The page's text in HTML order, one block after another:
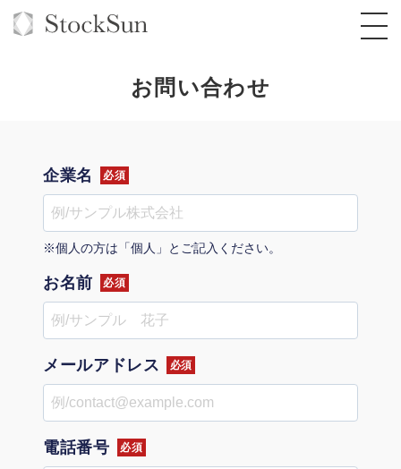
TOP
コンサルタント一覧
品質ガイドライン
社内コンペ
クレーム窓口
BPO支援
定額制Webマーケティング代行『マキトルく
定額制営業代行『カリトルくん』
営業改善特化の動画制作『動画でカリトルく
ん』
定額LINE運用代行『LINEマキトルくん』
オリジナルサービス
格安でAI導入支援『あいのりAI』
拡散付1日密着動画制作『まるごと社長』
1本無料で記事を制作『SEOトライアル』
定額制LP制作・改善『最強LP』
採用YouTubeチャンネル構築『トリトル』
実績
お役立ち資料
料金表
オンラインサロン
StockSun道場
道場TOP
動画編集
エンジニア
広告運用
年収エージェント
会社概要・役員紹介
お問い合わせ
企業名 必須
※個人の方は「個人」とご記入ください。
お名前 必須
メールアドレス 必須
電話番号 必須